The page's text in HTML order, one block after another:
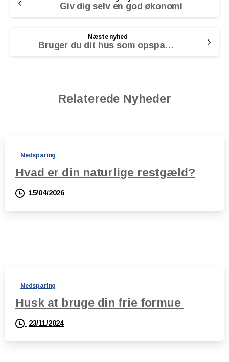
Reading Giv dig selv en god økonomi
Næste nyhed
Bruger du dit hus som opsparing?
Relaterede Nyheder
Nedsparing
Hvad er din naturlige restgæld?
15/04/2026
Nedsparing
Husk at bruge din frie formue
23/11/2024